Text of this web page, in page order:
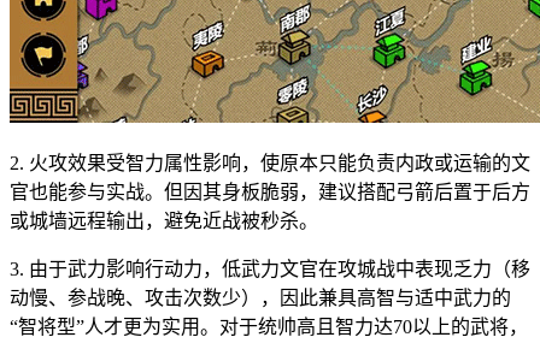
2. 火攻效果受智力属性影响，使原本只能负责内政或运输的文
官也能参与实战。但因其身板脆弱，建议搭配弓箭后置于后方
或城墙远程输出，避免近战被秒杀。
3. 由于武力影响行动力，低武力文官在攻城战中表现乏力（移
动慢、参战晚、攻击次数少），因此兼具高智与适中武力的
“智将型”人才更为实用。对于统帅高且智力达70以上的武将，